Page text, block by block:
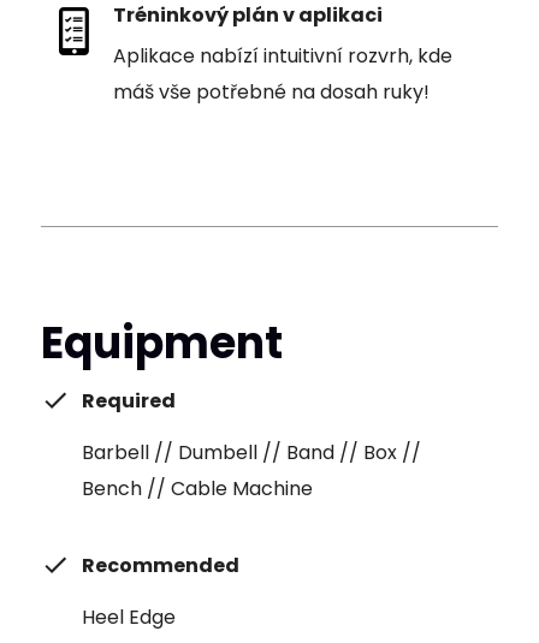
Tréninkový plán v aplikaci
Aplikace nabízí intuitivní rozvrh, kde
máš vše potřebné na dosah ruky!
Equipment
Required
Barbell // Dumbell // Band // Box //
Bench // Cable Machine
Recommended
Heel Edge